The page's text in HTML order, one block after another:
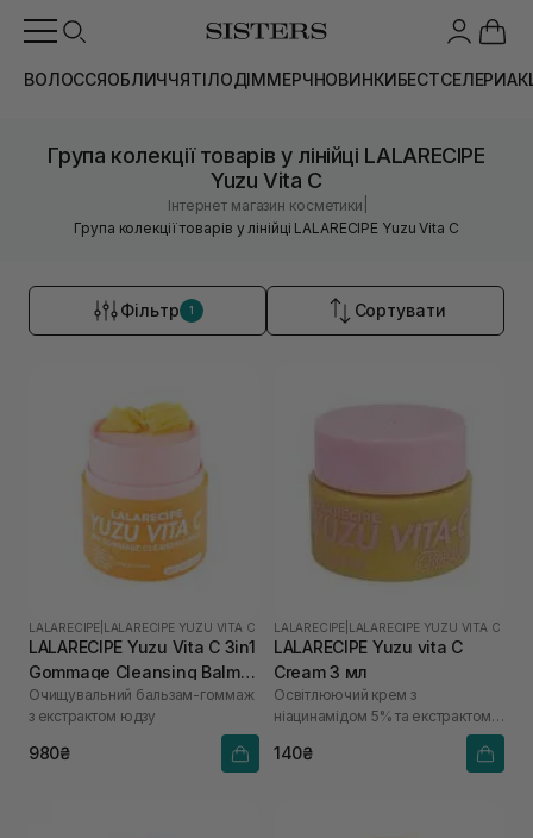
ВОЛОССЯОБЛИЧЧЯТІЛОДІММЕРЧНОВИНКИБЕСТСЕЛЕРИ
Група колекції товарів у лінійці LALARECIPE
Yuzu Vita C
Інтернет магазин косметики
Група колекції товарів у лінійці LALARECIPE Yuzu Vita C
Фільтр 1 Сортувати
LALARECIPE LALARECIPE YUZU VITA C
LALARECIPE Yuzu Vita C 3in1
Gommage Cleansing Balm
50 мл
Очищувальний бальзам-гоммаж
з екстрактом юдзу
980₴
LALARECIPE LALARECIPE YUZU VITA C
LALARECIPE Yuzu vita C
Cream 3 мл
Освітлюючий крем з
ніацинамідом 5% та екстрактом
140₴